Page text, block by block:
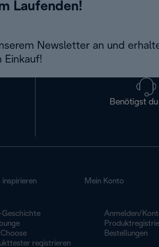
Laufenden!
Newsletter an und
Einkauf!
Benötigst
inspirieren
registrieren
Mein Konto
Anmelden/
Bestellungen